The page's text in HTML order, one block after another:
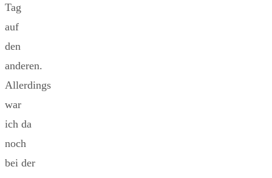
Tag
auf
den
anderen.
Allerdings
war
ich da
noch
bei der